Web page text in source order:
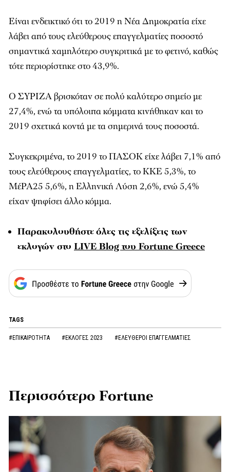
Είναι ενδεικτικό ότι το 2019 η Νέα Δημοκρατία είχε
λάβει από τους ελεύθερους επαγγελματίες ποσοστό
σημαντικά χαμηλότερο συγκριτικά με το φετινό, καθώς
τότε περιορίστηκε στο 43,9%.
Ο ΣΥΡΙΖΑ βρισκόταν σε πολύ καλύτερο σημείο με
27,4%, ενώ τα υπόλοιπα κόμματα κινήθηκαν και το
2019 σχετικά κοντά με τα σημερινά τους ποσοστά.
Συγκεκριμένα, το 2019 το ΠΑΣΟΚ είχε λάβει 7,1% από
τους ελεύθερους επαγγελματίες, το ΚΚΕ 5,3%, το
ΜέΡΑ25 5,6%, η Ελληνική Λύση 2,6%, ενώ 5,4%
είχαν ψηφίσει άλλο κόμμα.
Παρακολουθήστεόλες τις εξελίξεις των
εκλογών στο LIVE Blog του Fortune Greece
TAGS
#ΕΠΙΚΑΙΡΟΤΗΤΑ #ΕΚΛΟΓΕΣ 2023 #ΕΛΕΥΘΕΡΟΙ ΕΠΑΓΓΕΛΜΑΤΙΕΣ
Περισσότερο Fortune